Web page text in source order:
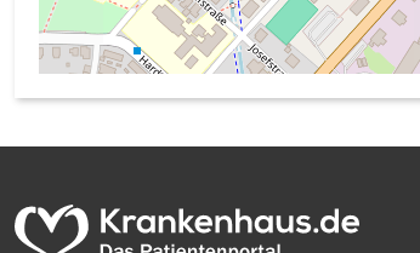
IAB-Besonderheiten:
Verwendung genauer Standortdaten
Geräte anhand von aktiv angeforderten
Performance